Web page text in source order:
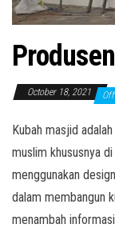
October 18, 2021 Off
Kubah masjid
muslim khususnya
menggunakan
dalam membangun
menambah